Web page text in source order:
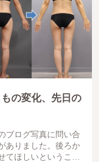
の変化、先日の
ブログ写真に問い合
ありました。後ろか
てほしいということ